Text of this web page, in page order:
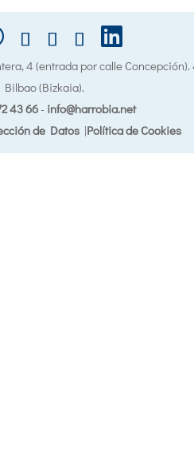
4 (entrada por calle
Bilbao (Bizkaia).
43 66- info@harrobia.net
de Datos|Política de Cookies